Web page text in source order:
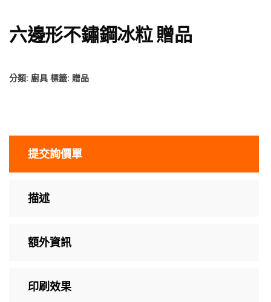
六邊形不鏽鋼冰粒 贈品
分類: 廚具 標籤: 贈品
提交詢價單
描述
額外資訊
印刷效果